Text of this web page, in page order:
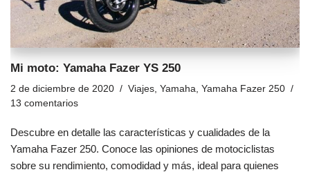
Mi moto: Yamaha Fazer YS 250
2 de diciembre de 2020 Viajes Yamaha Yamaha Fazer 250
13 comentarios
Descubre en detalle las características y cualidades de la
Yamaha Fazer 250. Conoce las opiniones de motociclistas
sobre su rendimiento, comodidad y más, ideal para quienes